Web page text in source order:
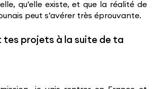
qu’elle existe, et que la réalité de
peut s’avérer très éprouvante.
tes projets à la suite de ta